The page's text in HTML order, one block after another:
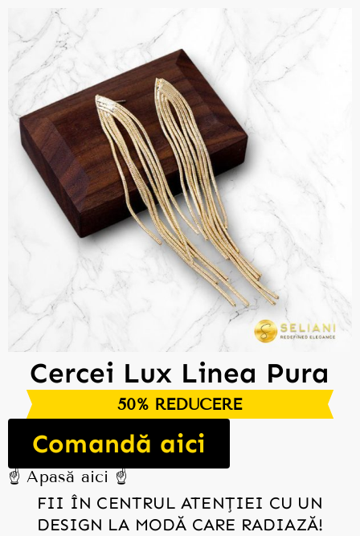
Cercei Lux Linea Pura
FII ÎN CENTRUL ATENȚIEI CU UN
DESIGN LA MODĂ CARE RADIAZĂ!
50% REDUCERE
Comandă aici
☝️ Apasă aici ☝️